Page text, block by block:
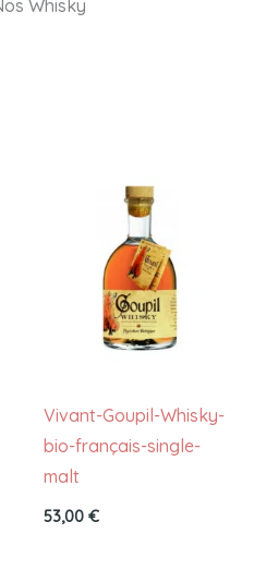
Whisky
Vivant-Goupil-Whisky-
bio-français-single-
malt
53,00€